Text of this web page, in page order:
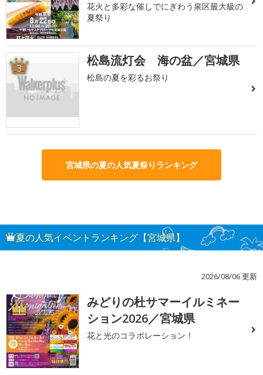
花火と多彩な催しでにぎわう泉区最大級の
夏祭り
3 松島流灯会 海の盆／宮城県
松島の夏を彩るお祭り
宮城県の夏の人気夏祭りランキング
夏の人気イベントランキング【宮城県】
2026/08/06 更新
1
みどりの杜サマーイルミネー
ション2026／宮城県
花と光のコラボレーション！